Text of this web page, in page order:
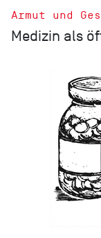
Armut und
Medizin als